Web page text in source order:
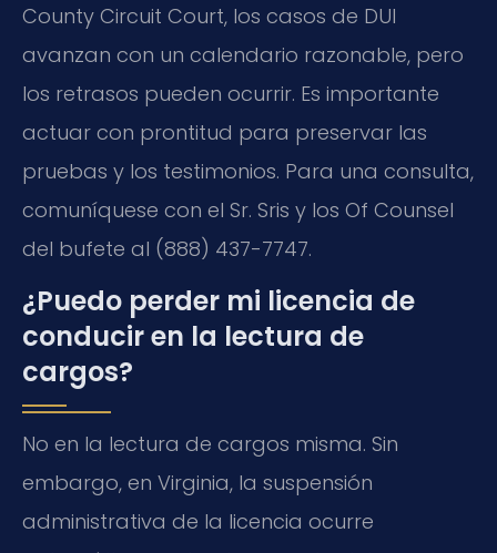
County Circuit Court, los casos de DUI
avanzan con un calendario razonable, pero
los retrasos pueden ocurrir. Es importante
actuar con prontitud para preservar las
pruebas y los testimonios. Para una consulta,
comuníquese con el Sr. Sris y los Of Counsel
del bufete al (888) 437-7747.
¿Puedo perder mi licencia de
conducir en la lectura de
cargos?
No en la lectura de cargos misma. Sin
embargo, en Virginia, la suspensión
administrativa de la licencia ocurre